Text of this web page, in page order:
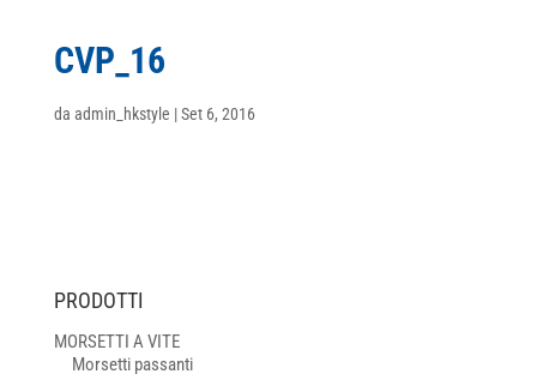
CVP_16
da admin_hkstyle |Set 6, 2016
PRODOTTI
MORSETTI A VITE
Morsetti passanti